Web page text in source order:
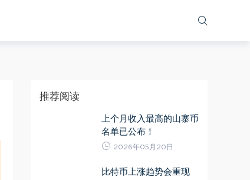
推荐阅读
上个月收入最高的山寨币
名单已公布！
2026年05月20日
比特币上涨趋势会重现